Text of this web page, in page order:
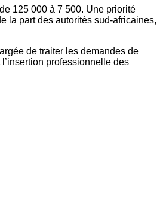
125 000 à 7 500. Une priorité
la part des autorités sud-africaines,
de traiter les demandes de
professionnelle des